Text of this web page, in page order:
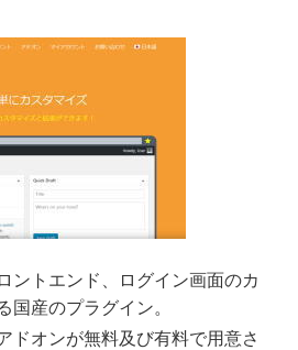
ントエンド、ログイン画面のカ
国産のプラグイン。
ドオンが無料及び有料で用意さ